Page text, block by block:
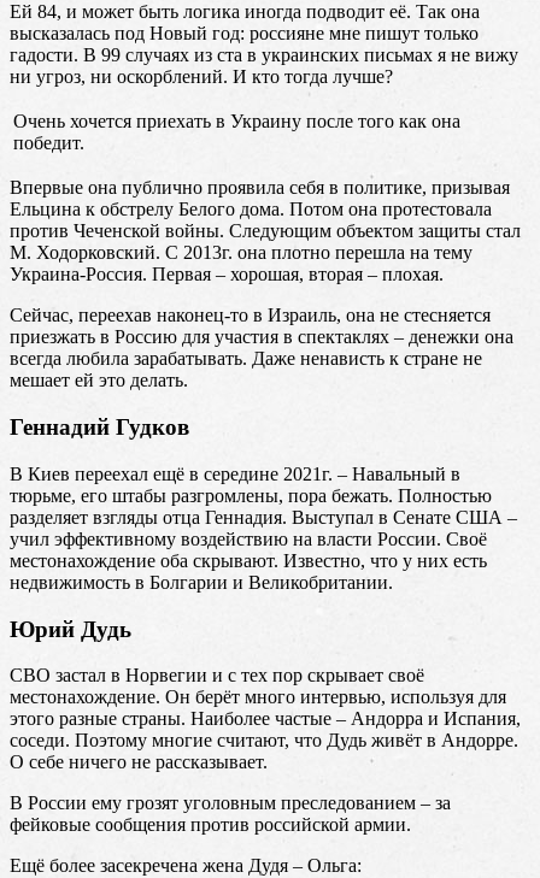
Ей 84, и может быть логика иногда подводит её. Так она
высказалась под Новый год: россияне мне пишут только
гадости. В 99 случаях из ста в украинских письмах я не вижу
ни угроз, ни оскорблений. И кто тогда лучше?
Очень хочется приехать в Украину после того как она
победит.
Впервые она публично проявила себя в политике, призывая
Ельцина к обстрелу Белого дома. Потом она протестовала
против Чеченской войны. Следующим объектом защиты стал
М. Ходорковский. С 2013г. она плотно перешла на тему
Украина-Россия. Первая – хорошая, вторая – плохая.
Сейчас, переехав наконец-то в Израиль, она не стесняется
приезжать в Россию для участия в спектаклях – денежки она
всегда любила зарабатывать. Даже ненависть к стране не
мешает ей это делать.
Геннадий Гудков
В Киев переехал ещё в середине 2021г. – Навальный в
тюрьме, его штабы разгромлены, пора бежать. Полностью
разделяет взгляды отца Геннадия. Выступал в Сенате США –
учил эффективному воздействию на власти России. Своё
местонахождение оба скрывают. Известно, что у них есть
недвижимость в Болгарии и Великобритании.
Юрий Дудь
СВО застал в Норвегии и с тех пор скрывает своё
местонахождение. Он берёт много интервью, используя для
этого разные страны. Наиболее частые – Андорра и Испания,
соседи. Поэтому многие считают, что Дудь живёт в Андорре.
О себе ничего не рассказывает.
В России ему грозят уголовным преследованием – за
фейковые сообщения против российской армии.
Ещё более засекречена жена Дудя – Ольга: